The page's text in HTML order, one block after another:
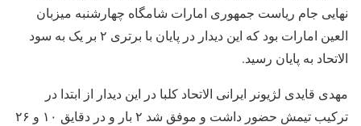
نهایی جام ریاست جمهوری امارات شامگاه چهارشنبه میزبان
العین امارات بود که این دیدار در پایان با برتری ۲ بر یک به سود
الاتحاد به پایان رسید.
مهدی قایدی لژیونر ایرانی الاتحاد کلبا در این دیدار از ابتدا در
ترکیب تیمش حضور داشت و موفق شد ۲ بار و در دقایق ۱۰ و ۲۶